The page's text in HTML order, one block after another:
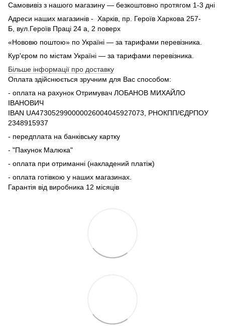
Самовивіз з нашого магазину — безкоштовно протягом 1-3 дні
Адреси наших магазинів - Харків, пр. Героїв Харкова 257-
Б, вул.Героїв Праці 24 а, 2 поверх
«Нововю поштою» по Україні — за тарифами перевізника.
Кур'єром по містам Україні — за тарифами перевізника.
Більше інформації про доставку
Оплата здійснюється зручним для Вас способом:
- оплата на рахунок Отримувач ЛОБАНОВ МИХАЙЛО
ІВАНОВИЧ
IBAN UA473052990000026004045927073, РНОКПП/ЄДРПОУ
2348915937
- передплата на банківську картку
- "Пакунок Малюка"
- оплата при отриманні (накладений платіж)
- оплата готівкою у наших магазинах.
Гарантія від виробника 12 місяців